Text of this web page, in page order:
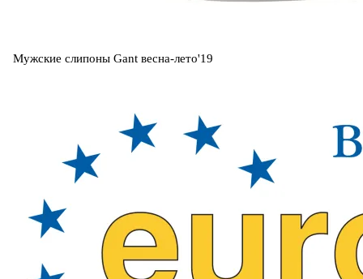
Мужские слипоны Gant весна-лето'19